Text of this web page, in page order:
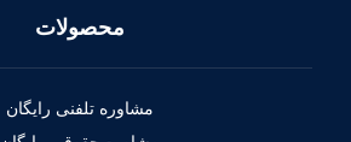
محصولات
مشاوره تلفنی رایگان